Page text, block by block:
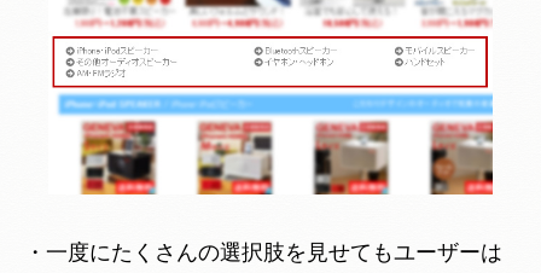
・一度にたくさんの選択肢を見せてもユーザーは